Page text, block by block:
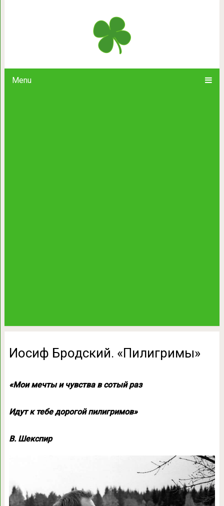
Menu
Иосиф Бродский. «Пилигримы»
«Мои мечты и чувства в сотый раз
Идут к тебе дорогой пилигримов»
В. Шекспир